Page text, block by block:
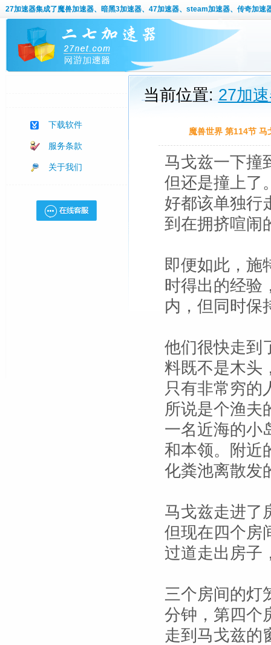
27加速器集成了魔兽加速器、暗黑3加速器、47加速器、steam加速器、传奇加速
下载软件
服务条款
关于我们
当前位置:27加
魔兽世界 第114节 马
马戈兹一下撞
但还是撞上了
好都该单独行
到在拥挤喧闹
即便如此，施
时得出的经验
内，但同时保
他们很快走到
料既不是木头
只有非常穷的
所说是个渔夫
一名近海的小
和本领。附近
化粪池离散发
马戈兹走进了
但现在四个房
过道走出房子
三个房间的灯
分钟，第四个
走到马戈兹的